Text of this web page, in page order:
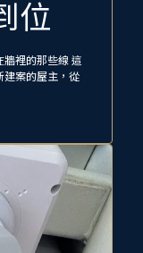
位
裡的那些線 這
建案的屋主，從